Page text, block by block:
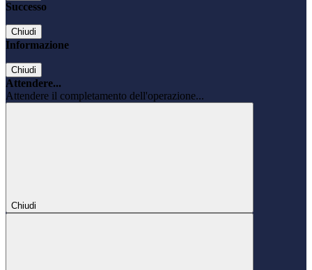
Successo
Chiudi
Informazione
Chiudi
Attendere...
Attendere il completamento dell'operazione...
Chiudi